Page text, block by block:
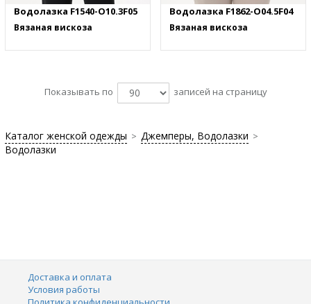
Водолазка F1540-O10.3F05
Вязаная вискоза
Водолазка F1862-O04.5F04
Вязаная вискоза
Показывать по записей на страницу
Каталог женской одежды > Джемперы, Водолазки >
Водолазки
Доставка и оплата
Условия работы